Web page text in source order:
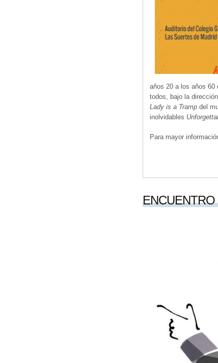
años 20 a los años
todos, bajo la
Lady is a Tramp del
inolvidables
Para mayor